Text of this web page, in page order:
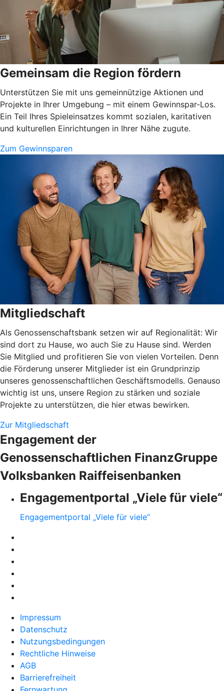
Gemeinsam die Region fördern
Unterstützen Sie mit uns gemeinnützige Aktionen und
Projekte in Ihrer Umgebung – mit einem Gewinnspar-Los.
Ein Teil Ihres Spieleinsatzes kommt sozialen, karitativen
und kulturellen Einrichtungen in Ihrer Nähe zugute.
Zum Gewinnsparen
Mitgliedschaft
Als Genossenschaftsbank setzen wir auf Regionalität: Wir
sind dort zu Hause, wo auch Sie zu Hause sind. Werden
Sie Mitglied und profitieren Sie von vielen Vorteilen. Denn
die Förderung unserer Mitglieder ist ein Grundprinzip
unseres genossenschaftlichen Geschäftsmodells. Genauso
wichtig ist uns, unsere Region zu stärken und soziale
Projekte zu unterstützen, die hier etwas bewirken.
Zur Mitgliedschaft
Engagement der
Genossenschaftlichen FinanzGruppe
Volksbanken Raiffeisenbanken
Engagementportal „Viele für viele“
Engagementportal „Viele für viele“
Impressum
Datenschutz
Nutzungsbedingungen
Rechtliche Hinweise
AGB
Barrierefreiheit